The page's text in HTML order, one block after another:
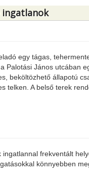
ingatlanok
egy tágas,
Palotási János utcában
beköltözhető állapotú
telken. A belső terek
ingatlannal frekventált
könnyebben